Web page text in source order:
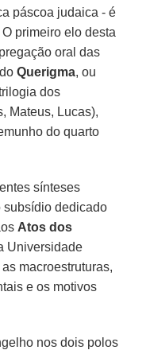
páscoa judaica - é
primeiro elo desta
oral das
Querigma, ou
dos
Mateus, Lucas),
do quarto
sínteses
subsídio dedicado
Atos dos
Universidade
macroestruturas,
e os motivos
nos dois polos